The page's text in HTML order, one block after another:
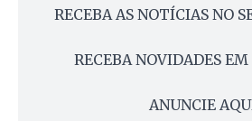
RECEBA AS NOTÍCIAS NO
RECEBA NOVIDADES
ANUNCIE